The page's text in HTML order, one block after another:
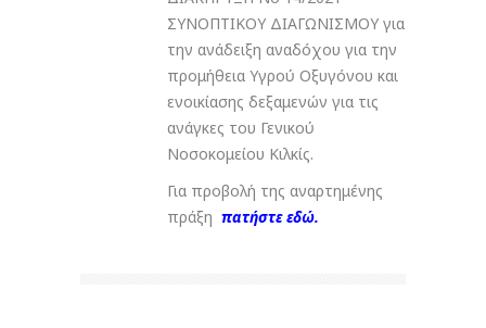
ΣΥΝΟΠΤΙΚΟΥ ΔΙΑΓΩΝΙΣΜΟΥ για
την ανάδειξη αναδόχου για την
προμήθεια Υγρού Οξυγόνου και
ενοικίασης δεξαμενών για τις
ανάγκες του Γενικού
Νοσοκομείου Κιλκίς.
Για προβολή της αναρτημένης
πράξη πατήστε εδώ.